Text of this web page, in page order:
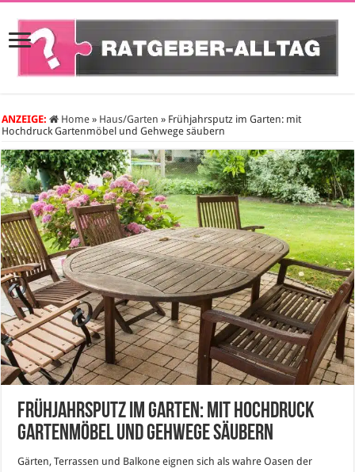
ANZEIGE: Home » Haus/Garten » Frühjahrsputz im Garten: mit
Hochdruck Gartenmöbel und Gehwege säubern
Frühjahrsputz im Garten: mit Hochdruck
Gartenmöbel und Gehwege säubern
Gärten, Terrassen und Balkone eignen sich als wahre Oasen der